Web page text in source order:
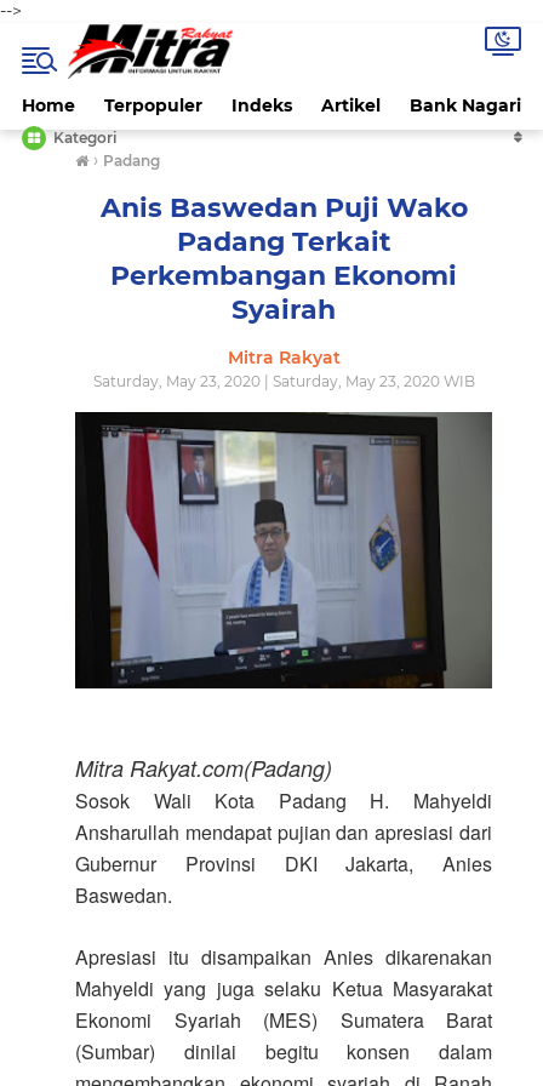
-->
Home Terpopuler Indeks Artikel Bank Nagari
Kategori
› Padang
Anis Baswedan Puji Wako
Padang Terkait
Perkembangan Ekonomi
Syairah
Mitra Rakyat
Saturday, May 23, 2020 | Saturday, May 23, 2020 WIB
Mitra Rakyat.com(Padang)
Sosok Wali Kota Padang H. Mahyeldi
Ansharullah mendapat pujian dan apresiasi dari
Gubernur Provinsi DKI Jakarta, Anies
Baswedan.
Apresiasi itu disampaikan Anies dikarenakan
Mahyeldi yang juga selaku Ketua Masyarakat
Ekonomi Syariah (MES) Sumatera Barat
(Sumbar) dinilai begitu konsen dalam